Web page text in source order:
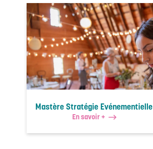
Mastère Stratégie Evénementielle
En savoir +